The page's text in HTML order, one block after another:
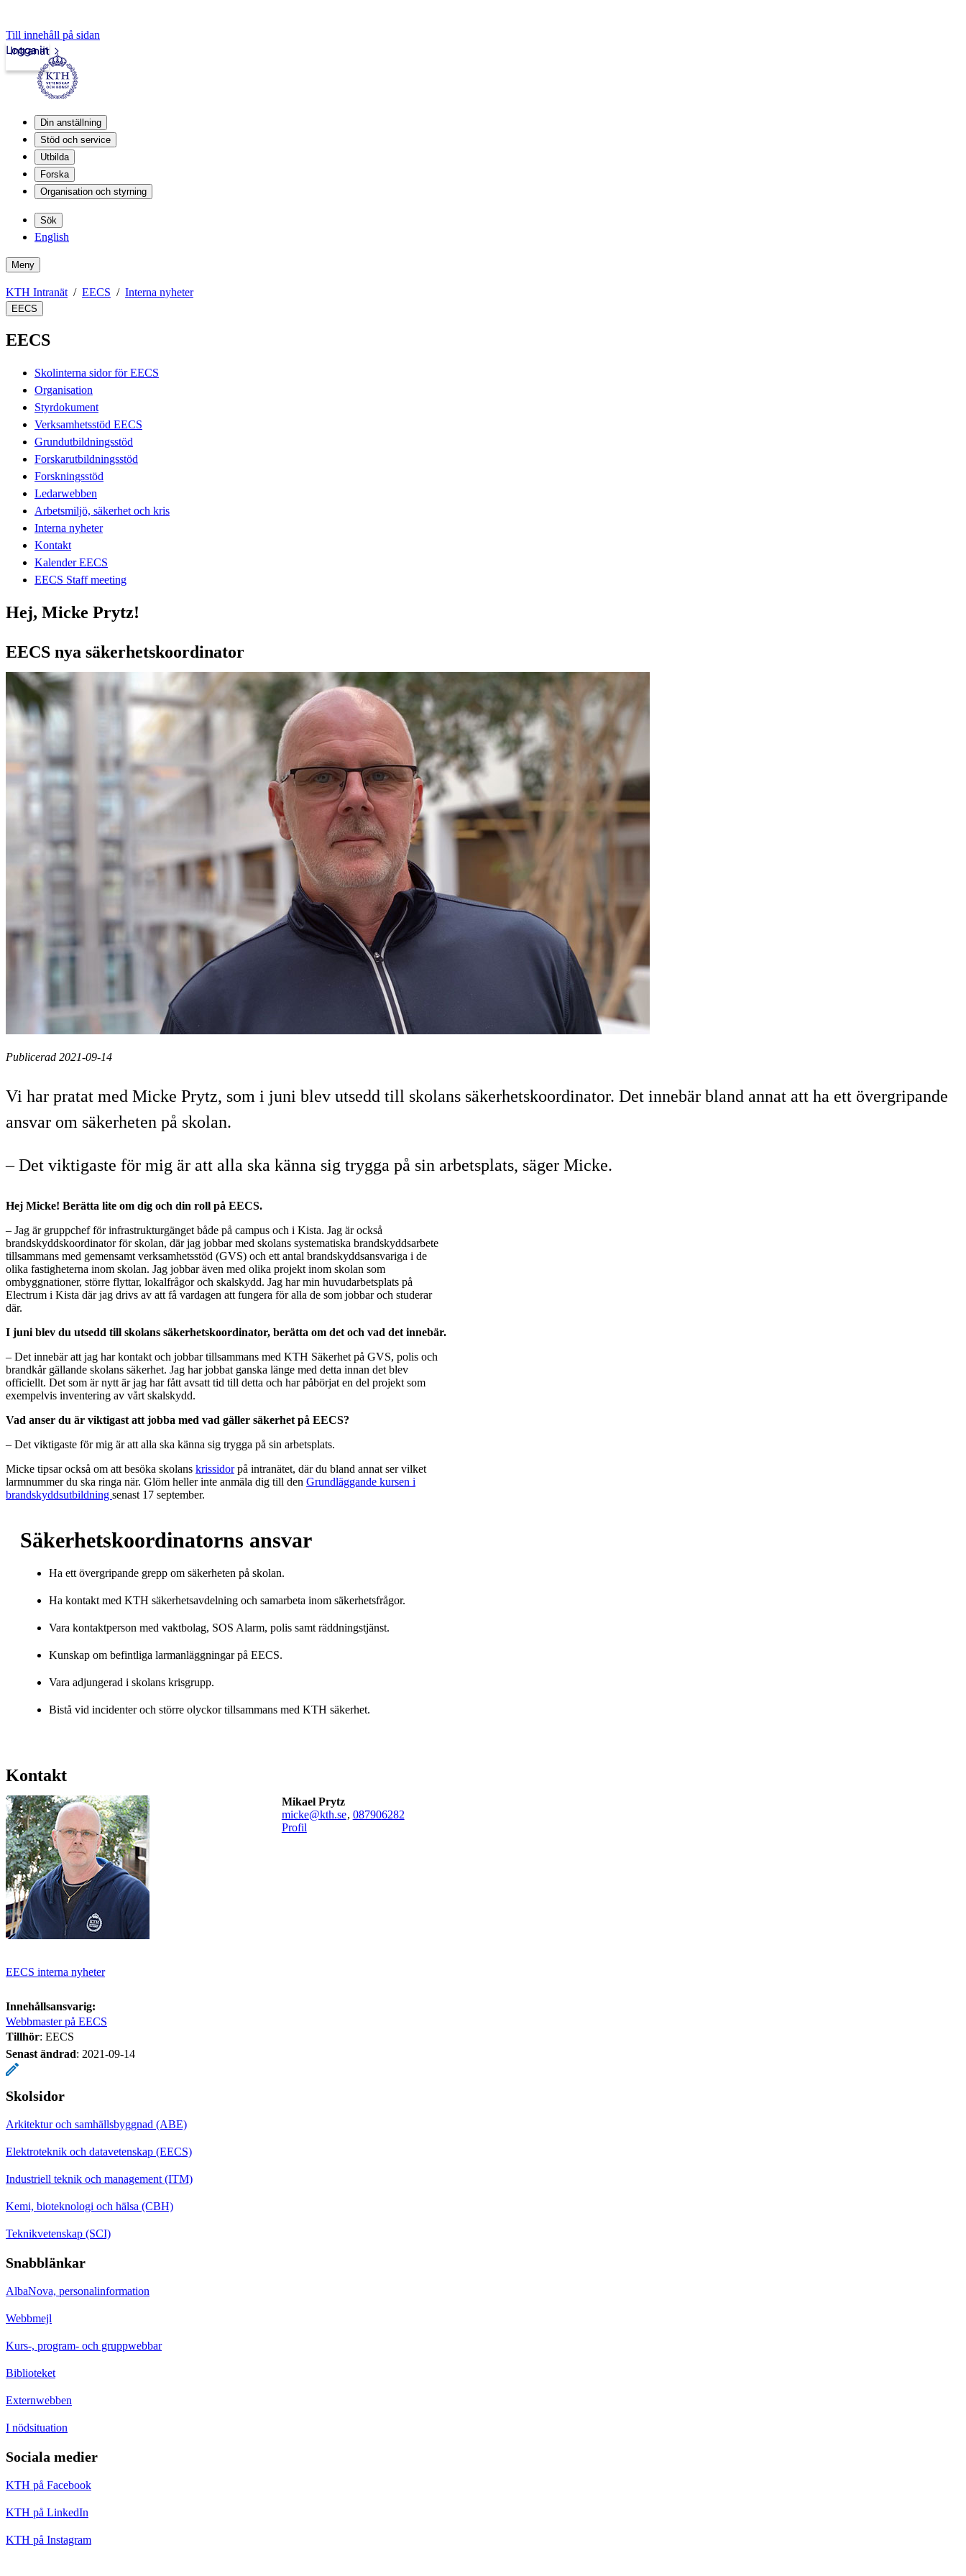
Till innehåll på sidan
Intranät
Logga in
Din anställning
Stöd och service
Utbilda
Forska
Organisation och styrning
Sök
English
Meny
KTH Intranät EECS Interna nyheter
EECS
EECS
Skolinterna sidor för EECS
Organisation
Styrdokument
Verksamhetsstöd EECS
Grundutbildningsstöd
Forskarutbildningsstöd
Forskningsstöd
Ledarwebben
Arbetsmiljö, säkerhet och kris
Interna nyheter
Kontakt
Kalender EECS
EECS Staff meeting
Hej, Micke Prytz!
EECS nya säkerhetskoordinator
Publicerad 2021-09-14
Vi har pratat med Micke Prytz, som i juni blev utsedd till skolans säkerhetskoordinator. Det innebär bland annat att ha ett övergripande
ansvar om säkerheten på skolan.
– Det viktigaste för mig är att alla ska känna sig trygga på sin arbetsplats, säger Micke.
Hej Micke! Berätta lite om dig och din roll på EECS.
– Jag är gruppchef för infrastrukturgänget både på campus och i Kista. Jag är också
brandskyddskoordinator för skolan, där jag jobbar med skolans systematiska brandskyddsarbete
tillsammans med gemensamt verksamhetsstöd (GVS) och ett antal brandskyddsansvariga i de
olika fastigheterna inom skolan. Jag jobbar även med olika projekt inom skolan som
ombyggnationer, större flyttar, lokalfrågor och skalskydd. Jag har min huvudarbetsplats på
Electrum i Kista där jag drivs av att få vardagen att fungera för alla de som jobbar och studerar
där.
I juni blev du utsedd till skolans säkerhetskoordinator, berätta om det och vad det innebär.
– Det innebär att jag har kontakt och jobbar tillsammans med KTH Säkerhet på GVS, polis och
brandkår gällande skolans säkerhet. Jag har jobbat ganska länge med detta innan det blev
officiellt. Det som är nytt är jag har fått avsatt tid till detta och har påbörjat en del projekt som
exempelvis inventering av vårt skalskydd.
Vad anser du är viktigast att jobba med vad gäller säkerhet på EECS?
– Det viktigaste för mig är att alla ska känna sig trygga på sin arbetsplats.
Micke tipsar också om att besöka skolans krissidorpå intranätet, där du bland annat ser vilket
larmnummer du ska ringa när. Glöm heller inte anmäla dig till den Grundläggande kursen i
brandskyddsutbildning senast 17 september.
Säkerhetskoordinatorns ansvar
Ha ett övergripande grepp om säkerheten på skolan.
Ha kontakt med KTH säkerhetsavdelning och samarbeta inom säkerhetsfrågor.
Vara kontaktperson med vaktbolag, SOS Alarm, polis samt räddningstjänst.
Kunskap om befintliga larmanläggningar på EECS.
Vara adjungerad i skolans krisgrupp.
Bistå vid incidenter och större olyckor tillsammans med KTH säkerhet.
Kontakt
Mikael Prytz
micke@kth.se, 087906282
Profil
EECS interna nyheter
Innehållsansvarig:
Webbmaster på EECS
Tillhör: EECS
Senast ändrad: 2021-09-14
Skolsidor
Arkitektur och samhällsbyggnad (ABE)
Elektroteknik och datavetenskap (EECS)
Industriell teknik och management (ITM)
Kemi, bioteknologi och hälsa (CBH)
Teknikvetenskap (SCI)
Snabblänkar
AlbaNova, personalinformation
Webbmejl
Kurs-, program- och gruppwebbar
Biblioteket
Externwebben
I nödsituation
Sociala medier
KTH på Facebook
KTH på LinkedIn
KTH på Instagram